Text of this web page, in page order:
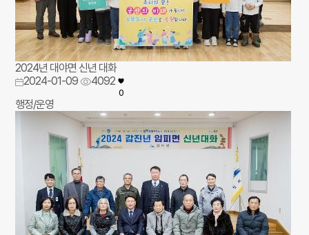
2024년 대야면 신년 대화
2024-01-09
4092
0
행정/운영